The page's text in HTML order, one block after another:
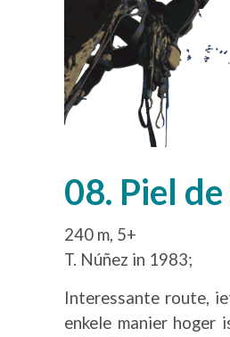
08. Piel
240 m, 5+
T. Núñez in 1983;
Interessante route,
enkele manier